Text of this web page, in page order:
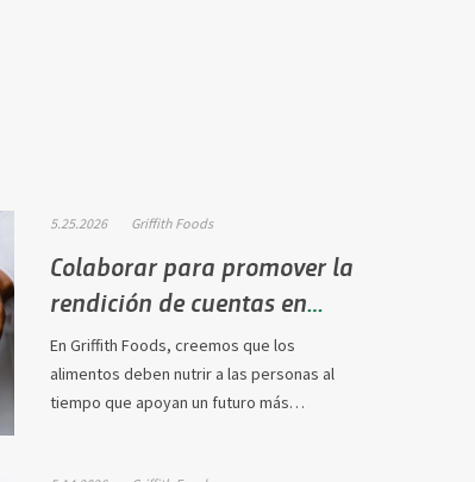
5.25.2026 Griffith Foods
Colaborar para promover la
rendición de cuentas en
materia de nutrición…
En Griffith Foods, creemos que los
alimentos deben nutrir a las personas al
tiempo que apoyan un futuro más